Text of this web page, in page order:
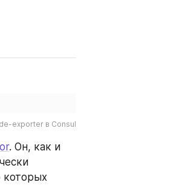
exporter в Consul
. Он, как и
которых